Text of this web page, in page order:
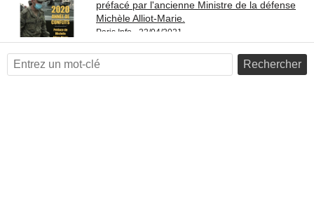
préfacé par l'ancienne Ministre de la défense
Michèle Alliot-Marie.
Paris Info - 22/04/2021
Rechercher